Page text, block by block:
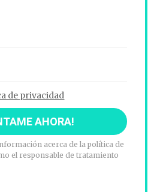
de privacidad
acerca de la política de
el responsable de tratamiento